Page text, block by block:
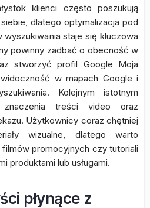
klienci często poszukują
dlatego optymalizacja pod
wyszukiwania staje się kluczowa
powinny zadbać o obecność w
stworzyć profil Google Moja
w mapach Google i
Kolejnym istotnym
treści video oraz
Użytkownicy coraz chętniej
wizualne, dlatego warto
promocyjnych czy tutoriali
produktami lub usługami.
płynące z